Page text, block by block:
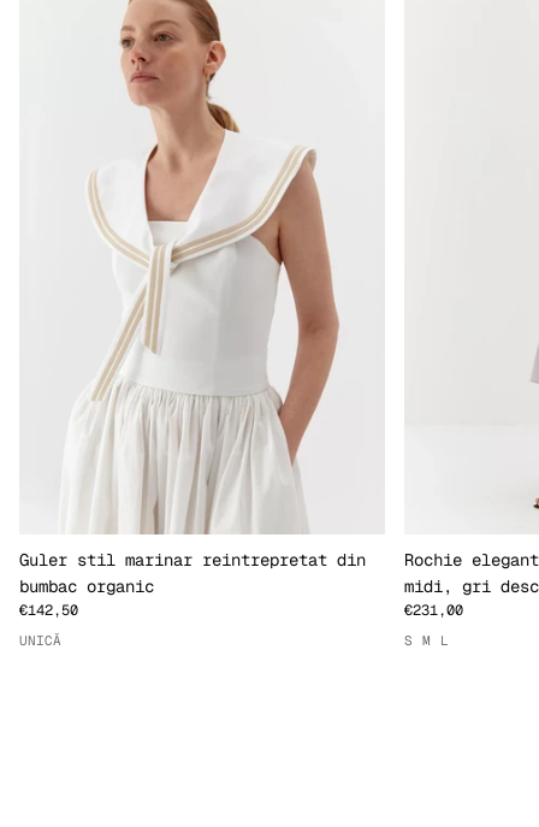
Guler stil marinar reintrepretat din
bumbac organic
€142,50
UNICĂ
Rochie
midi, gri
€231,00
S M L